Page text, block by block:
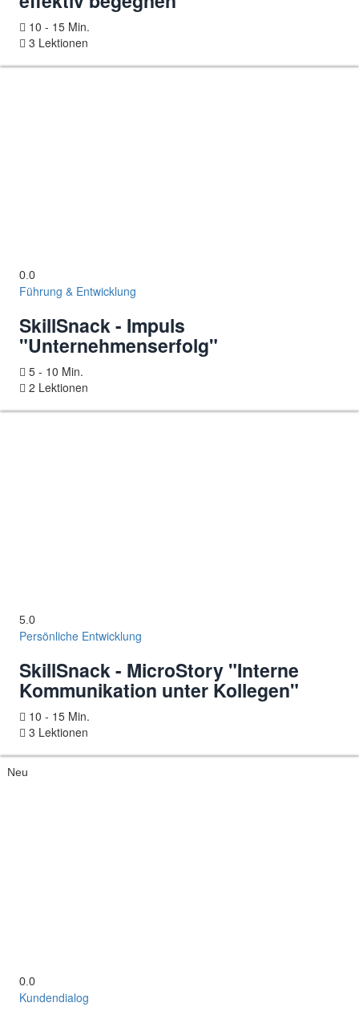
10 - 15 Min.
3 Lektionen
0.0
Führung & Entwicklung
SkillSnack - Impuls
"Unternehmenserfolg"
5 - 10 Min.
2 Lektionen
5.0
Persönliche Entwicklung
SkillSnack - MicroStory "Interne
Kommunikation unter Kollegen"
10 - 15 Min.
3 Lektionen
Neu
0.0
Kundendialog